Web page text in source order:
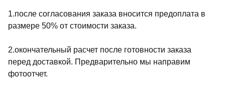
1.после согласования заказа вносится предоплата в
размере 50% от стоимости заказа.
2.окончательный расчет после готовности заказа
перед доставкой. Предварительно мы направим
фотоотчет.